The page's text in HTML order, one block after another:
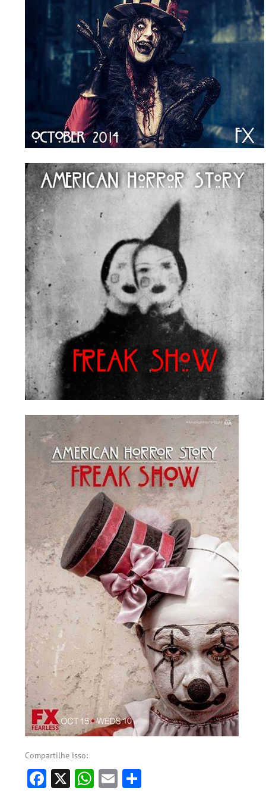
Compartilhe isso:
Facebook
X WhatsApp
Email